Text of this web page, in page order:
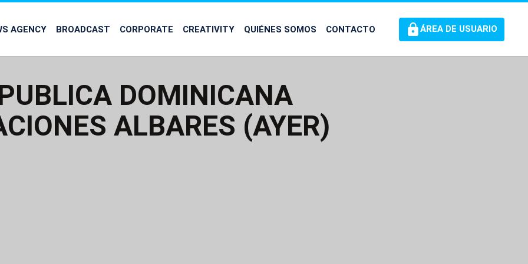
AGENCY BROADCAST CORPORATE CREATIVITY QUIÉNES SOMOS CONTACTO ÁREA DE USUARIO
DOMINICANA
ALBARES (AYER)